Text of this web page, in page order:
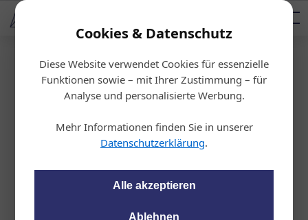
Cookies & Datenschutz
Diese Website verwendet Cookies für essenzielle
Funktionen sowie – mit Ihrer Zustimmung – für
Analyse und personalisierte Werbung.
Mehr Informationen finden Sie in unserer
Datenschutzerklärung.
Alle akzeptieren
Ablehnen
AUTOMOTIVE SERVICES
AUTOMOTIVE AKADEMIE
Podcast
Startseite/Management
Betriebsklima
t nicht mit Lob!
15.06.2023, 10:08 Uhr